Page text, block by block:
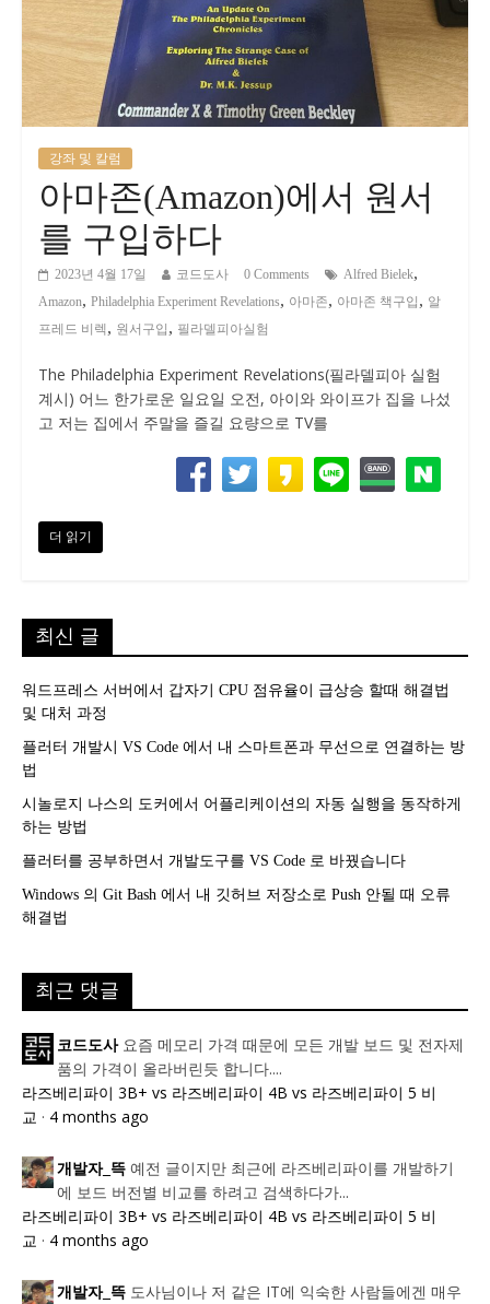
강좌 및 칼럼
아마존(Amazon)에서 원서
를 구입하다
2023년 4월 17일 코드도사 0 Comments Alfred Bielek,
Amazon, Philadelphia Experiment Revelations, 아마존, 아마존 책구입 , 알
프레드 비렉 , 원서구입 , 필라델피아실험
The Philadelphia Experiment Revelations(필라델피아 실험
계시) 어느 한가로운 일요일 오전, 아이와 와이프가 집을 나섰
고 저는 집에서 주말을 즐길 요량으로 TV를
더 읽기
최신 글
워드프레스 서버에서 갑자기 CPU 점유율이 급상승 할때 해결법
및 대처 과정
플러터 개발시 VS Code 에서 내 스마트폰과 무선으로 연결하는 방
법
시놀로지 나스의 도커에서 어플리케이션의 자동 실행을 동작하게
하는 방법
플러터를 공부하면서 개발도구를 VS Code 로 바꿨습니다
Windows 의 Git Bash 에서 내 깃허브 저장소로 Push 안될 때 오류
해결법
최근 댓글
코드도사 요즘 메모리 가격 때문에 모든 개발 보드 및 전자제
품의 가격이 올라버린듯 합니다....
라즈베리파이 3B+ vs 라즈베리파이 4B vs 라즈베리파이 5 비
교 · 4 months ago
개발자_뜩 예전 글이지만 최근에 라즈베리파이를 개발하기
에 보드 버전별 비교를 하려고 검색하다가...
라즈베리파이 3B+ vs 라즈베리파이 4B vs 라즈베리파이 5 비
교 · 4 months ago
개발자_뜩 도사님이나 저 같은 IT에 익숙한 사람들에겐 매우